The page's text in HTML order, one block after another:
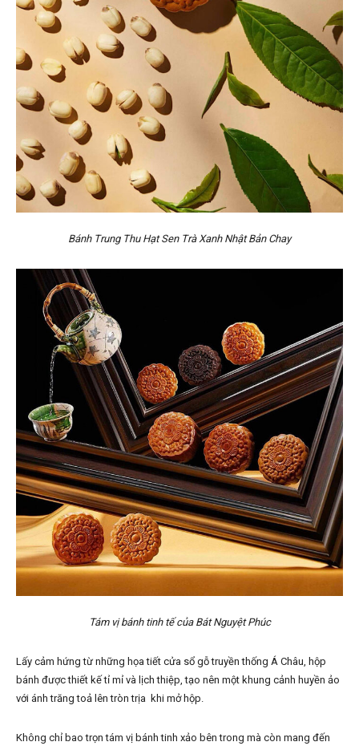
Bánh Trung Thu Hạt Sen Trà Xanh Nhật Bản Chay
Tám vị bánh tinh tế của Bát Nguyệt Phúc
Lấy cảm hứng từ những họa tiết cửa sổ gỗ truyền thống Á Châu, hộp
bánh được thiết kế tỉ mỉ và lịch thiệp, tạo nên một khung cảnh huyền ảo
với ánh trăng toả lên tròn trịa khi mở hộp.
Không chỉ bao trọn tám vị bánh tinh xảo bên trong mà còn mang đến